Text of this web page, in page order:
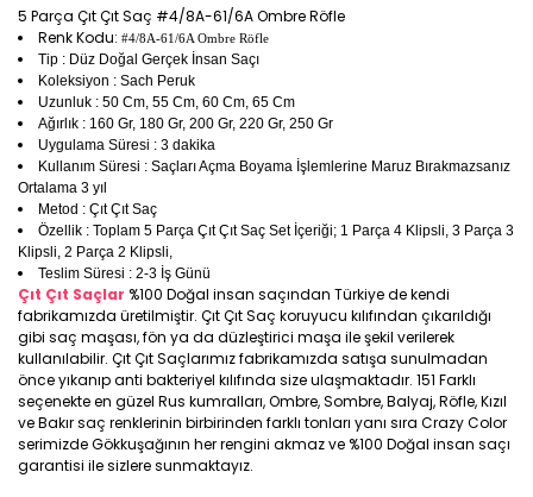
5 Parça Çıt Çıt Saç #4/8A-61/6A Ombre Röfle
Renk Kodu: #4/8A-61/6A Ombre Röfle
Tip : Düz Doğal Gerçek İnsan Saçı
Koleksiyon : Sach Peruk
Uzunluk : 50 Cm, 55 Cm, 60 Cm, 65 Cm
Ağırlık : 160 Gr, 180 Gr, 200 Gr, 220 Gr, 250 Gr
Uygulama Süresi : 3 dakika
Kullanım Süresi : Saçları Açma Boyama İşlemlerine Maruz Bırakmazsanız
Ortalama 3 yıl
Metod : Çıt Çıt Saç
Özellik : Toplam 5 Parça Çıt Çıt Saç Set İçeriği; 1 Parça 4 Klipsli, 3 Parça 3
Klipsli, 2 Parça 2 Klipsli,
Teslim Süresi : 2-3 İş Günü
Çıt Çıt Saçlar %100 Doğal insan saçından Türkiye de kendi
fabrikamızda üretilmiştir. Çıt Çıt Saç koruyucu kılıfından çıkarıldığı
gibi saç maşası, fön ya da düzleştirici maşa ile şekil verilerek
kullanılabilir. Çıt Çıt Saçlarımız fabrikamızda satışa sunulmadan
önce yıkanıp anti bakteriyel kılıfında size ulaşmaktadır. 151 Farklı
seçenekte en güzel Rus kumralları, Ombre, Sombre, Balyaj, Röfle, Kızıl
ve Bakır saç renklerinin birbirinden farklı tonları yanı sıra Crazy Color
serimizde Gökkuşağının her rengini akmaz ve %100 Doğal insan saçı
garantisi ile sizlere sunmaktayız.